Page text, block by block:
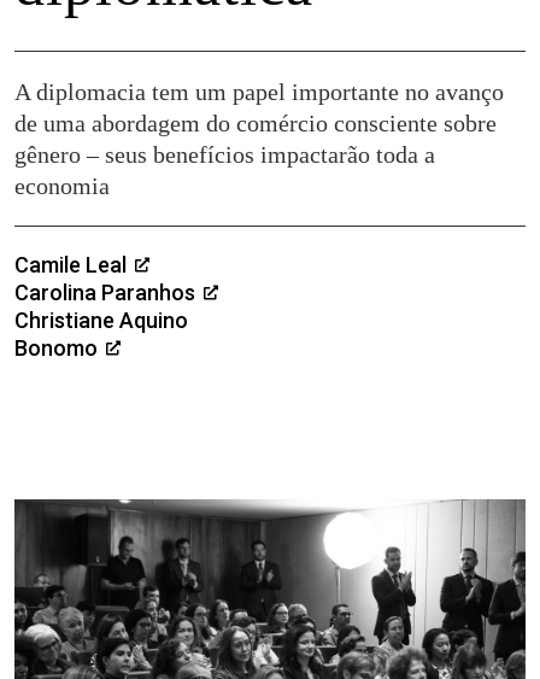
A diplomacia tem um papel importante no avanço
de uma abordagem do comércio consciente sobre
gênero – seus benefícios impactarão toda a
economia
Camile Leal
Carolina Paranhos
Christiane Aquino
Bonomo